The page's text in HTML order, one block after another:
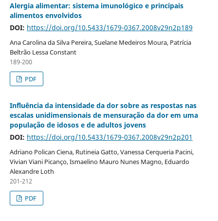
Alergia alimentar: sistema imunológico e principais
alimentos envolvidos
DOI: https://doi.org/10.5433/1679-0367.2008v29n2p189
Ana Carolina da Silva Pereira, Suelane Medeiros Moura, Patrícia
Beltrão Lessa Constant
189-200
PDF
Influência da intensidade da dor sobre as respostas nas
escalas unidimensionais de mensuração da dor em uma
população de idosos e de adultos jovens
DOI: https://doi.org/10.5433/1679-0367.2008v29n2p201
Adriano Polican Ciena, Rutineia Gatto, Vanessa Cerqueria Pacini,
Vivian Viani Picanço, Ismaelino Mauro Nunes Magno, Eduardo
Alexandre Loth
201-212
PDF